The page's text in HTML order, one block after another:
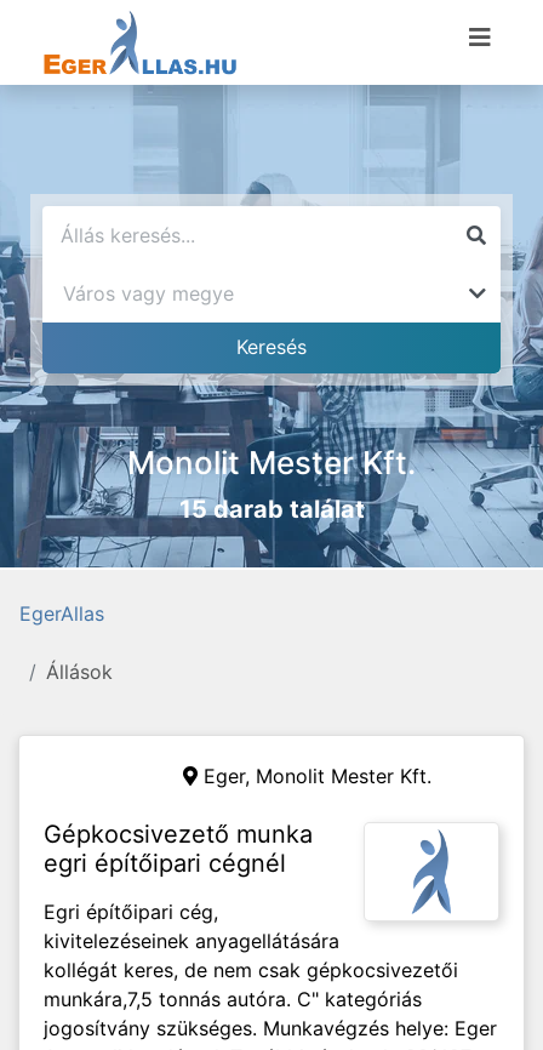
Monolit Mester Kft.
15 darab találat
EgerAllas
Állások
Eger, Monolit Mester Kft.
Gépkocsivezető munka
egri építőipari cégnél
Egri építőipari cég,
kivitelezéseinek anyagellátására
kollégát keres, de nem csak gépkocsivezetői
munkára,7,5 tonnás autóra. C" kategóriás
jogosítvány szükséges. Munkavégzés helye: Eger